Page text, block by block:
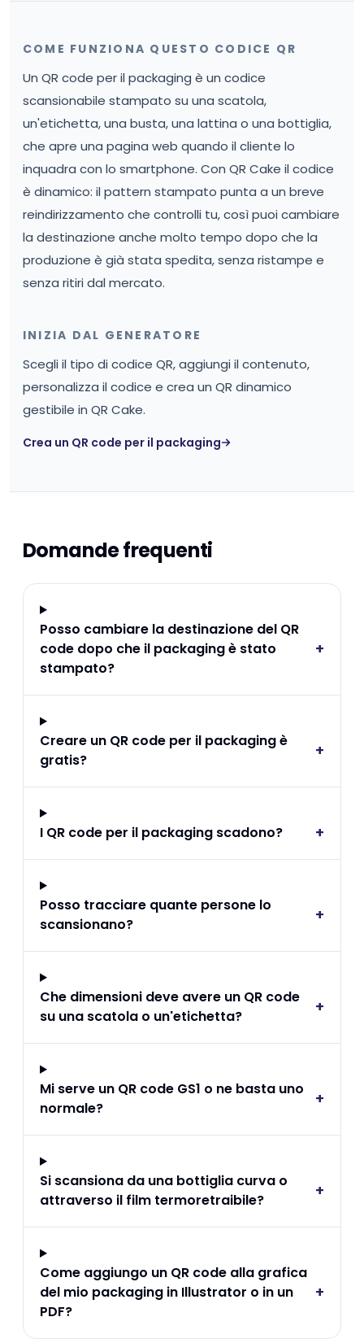
COME FUNZIONA QUESTO CODICE QR
Un QR code per il packaging è un codice
scansionabile stampato su una scatola,
un'etichetta, una busta, una lattina o una bottiglia,
che apre una pagina web quando il cliente lo
inquadra con lo smartphone. Con QR Cake il codice
è dinamico: il pattern stampato punta a un breve
reindirizzamento che controlli tu, così puoi cambiare
la destinazione anche molto tempo dopo che la
produzione è già stata spedita, senza ristampe e
senza ritiri dal mercato.
INIZIA DAL GENERATORE
Scegli il tipo di codice QR, aggiungi il contenuto,
personalizza il codice e crea un QR dinamico
gestibile in QR Cake.
Crea un QR code per il packaging
Domande frequenti
Posso cambiare la destinazione del QR
code dopo che il packaging è stato
stampato?
+
Creare un QR code per il packaging è
gratis?
+
I QR code per il packaging scadono? +
Posso tracciare quante persone lo
scansionano?
+
Che dimensioni deve avere un QR code
su una scatola o un'etichetta?
+
Mi serve un QR code GS1 o ne basta uno
normale?
+
Si scansiona da una bottiglia curva o
attraverso il film termoretraibile?
+
Come aggiungo un QR code alla grafica
del mio packaging in Illustrator o in un
PDF?
+